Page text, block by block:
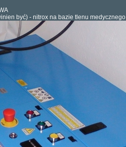
być) - nitrox na bazie tlenu medycznego